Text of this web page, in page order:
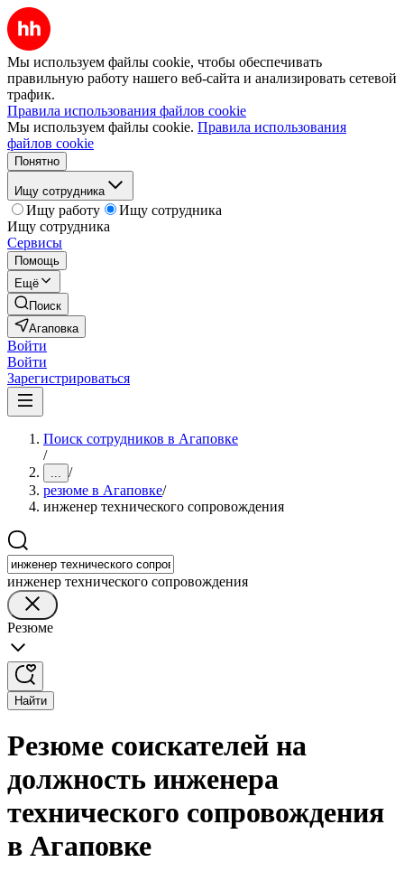
Мы используем файлы cookie, чтобы обеспечивать
правильную работу нашего веб-сайта и анализировать сетевой
трафик.
Правила использования файлов cookie
Мы используем файлы cookie. Правила использования
файлов cookie
Понятно
Ищу сотрудника
Ищу работу
Ищу сотрудника
Ищу сотрудника
Сервисы
Помощь
Ещё
Поиск
Агаповка
Войти
Войти
Зарегистрироваться
Поиск сотрудников в Агаповке
/
... /
резюме в Агаповке/
инженер технического сопровождения
инженер технического сопровождения
Резюме
Найти
Резюме соискателей на
должность инженера
технического сопровождения
в Агаповке